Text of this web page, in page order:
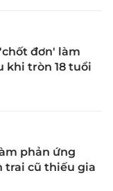
đơn' làm
khi tròn 18 tuổi
phản ứng
trai cũ thiếu gia